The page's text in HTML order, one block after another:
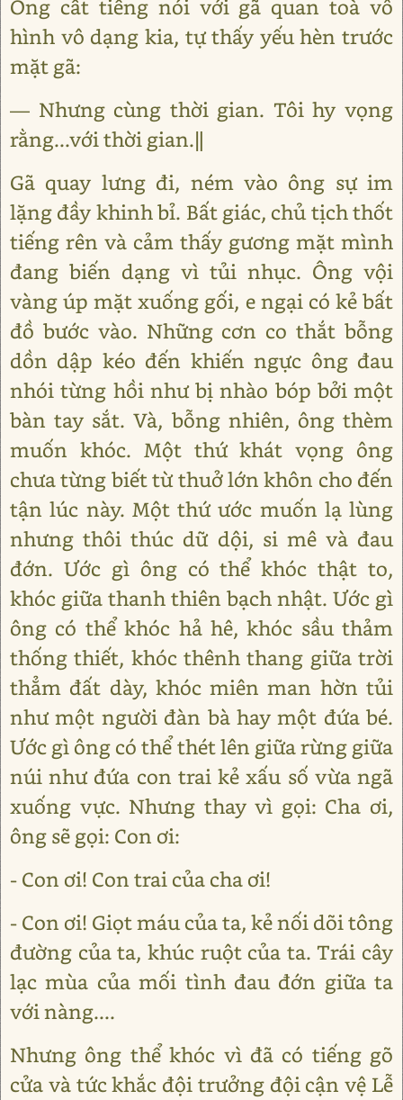
Ông cất tiếng nói với gã quan toà vô
hình vô dạng kia, tự thấy yếu hèn trước
mặt gã:
― Nhưng cùng thời gian. Tôi hy vọng
rằng...với thời gian.‖
Gã quay lưng đi, ném vào ông sự im
lặng đầy khinh bỉ. Bất giác, chủ tịch thốt
tiếng rên và cảm thấy gương mặt mình
đang biến dạng vì tủi nhục. Ông vội
vàng úp mặt xuống gối, e ngại có kẻ bất
đồ bước vào. Những cơn co thắt bỗng
dồn dập kéo đến khiến ngực ông đau
nhói từng hồi như bị nhào bóp bởi một
bàn tay sắt. Và, bỗng nhiên, ông thèm
muốn khóc. Một thứ khát vọng ông
chưa từng biết từ thuở lớn khôn cho đến
tận lúc này. Một thứ ước muốn lạ lùng
nhưng thôi thúc dữ dội, si mê và đau
đớn. Ước gì ông có thể khóc thật to,
khóc giữa thanh thiên bạch nhật. Ước gì
ông có thể khóc hả hê, khóc sầu thảm
thống thiết, khóc thênh thang giữa trời
thẳm đất dày, khóc miên man hờn tủi
như một người đàn bà hay một đứa bé.
Ước gì ông có thể thét lên giữa rừng giữa
núi như đứa con trai kẻ xấu số vừa ngã
xuống vực. Nhưng thay vì gọi: Cha ơi,
ông sẽ gọi: Con ơi:
- Con ơi! Con trai của cha ơi!
- Con ơi! Giọt máu của ta, kẻ nối dõi tông
đường của ta, khúc ruột của ta. Trái cây
lạc mùa của mối tình đau đớn giữa ta
với nàng....
Nhưng ông thể khóc vì đã có tiếng gõ
cửa và tức khắc đội trưởng đội cận vệ Lễ